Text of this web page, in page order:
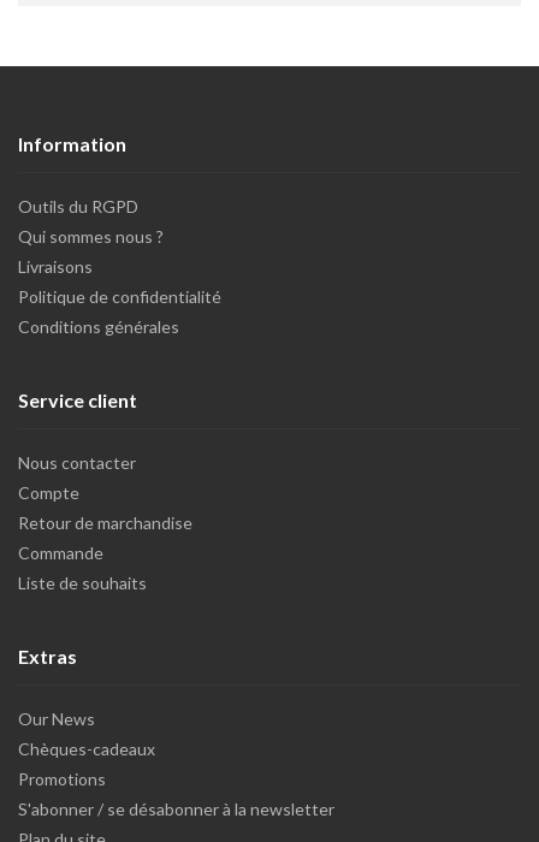
Information
Outils du RGPD
Qui sommes nous ?
Livraisons
Politique de confidentialité
Conditions générales
Service client
Nous contacter
Compte
Retour de marchandise
Commande
Liste de souhaits
Extras
Our News
Chèques-cadeaux
Promotions
S'abonner / se désabonner à la newsletter